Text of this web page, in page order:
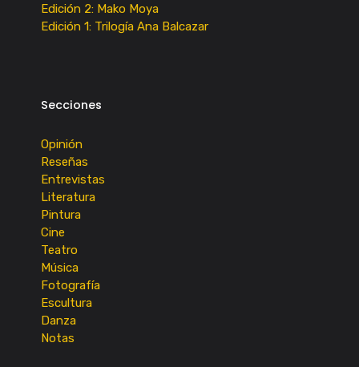
Edición 2: Mako Moya
Edición 1: Trilogía Ana Balcazar
Secciones
Opinión
Reseñas
Entrevistas
Literatura
Pintura
Cine
Teatro
Música
Fotografía
Escultura
Danza
Notas